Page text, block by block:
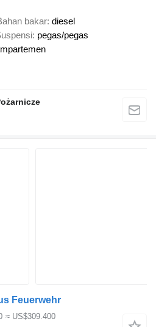
bakar diesel
pegas/pegas
Feuerwehr
≈ US$309.400